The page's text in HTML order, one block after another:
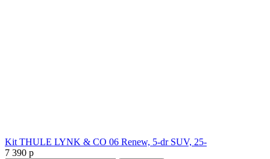
Kit THULE LYNK & CO 06 Renew, 5-dr SUV, 25-
7 390 р